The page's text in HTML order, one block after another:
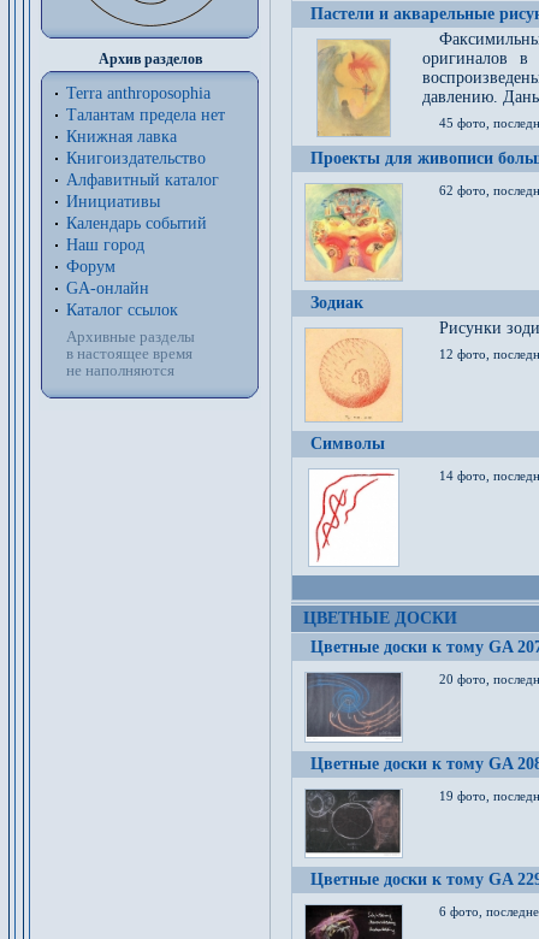
Архив разделов
Terra anthroposophia
Талантам предела нет
Книжная лавка
Книгоиздательство
Алфавитный каталог
Инициативы
Календарь событий
Наш город
Форум
GA-онлайн
Каталог ссылок
Архивные разделы
в настоящее время
не наполняются
Пастели и акварельные
оригиналов
давлению.
45 фото,
Проекты для живописи
62 фото,
Зодиак
Рисунки
12 фото,
Символы
14 фото,
ЦВЕТНЫЕ ДОСКИ
Цветные доски к тому GA
20 фото,
Цветные доски к тому GA
19 фото,
Цветные доски к тому GA
6 фото,